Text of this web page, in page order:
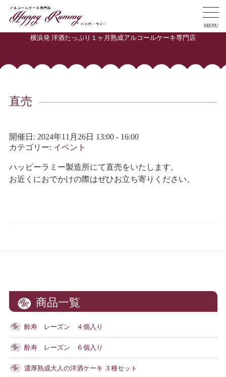
MENU
横浜発 洋酒たっぷり１ヶ月熟成アルコールケーキ専門店
直売
開催日: 2024年11月26日 13:00 - 16:00
カテゴリー: イベント
ハッピーラミー製造所にて直売をいたします。
お近くにおでかけの際はぜひお立ち寄りください。
商品一覧
酔寿 レーズン ４個入り
酔寿 レーズン ６個入り
濃厚熟成大人の洋酒ケーキ ３種セット